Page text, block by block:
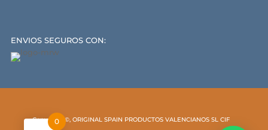
ENVIOS SEGUROS CON:
Copyright ©, ORIGINAL SPAIN PRODUCTOS VALENCIANOS SL CIF
0